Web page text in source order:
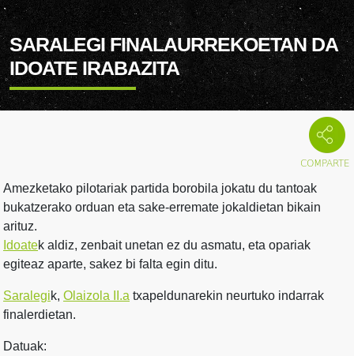
SARALEGI FINALAURREKOETAN DA
IDOATE IRABAZITA
Amezketako pilotariak partida borobila jokatu du tantoak
bukatzerako orduan eta sake-erremate jokaldietan bikain
arituz.
Idoatek aldiz, zenbait unetan ez du asmatu, eta opariak
egiteaz aparte, sakez bi falta egin ditu.
Saralegik, Olaizola II.a txapeldunarekin neurtuko indarrak
finalerdietan.
Datuak: